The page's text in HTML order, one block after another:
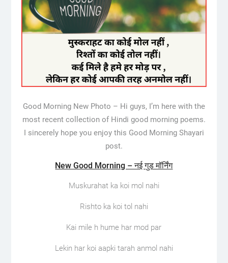
Good Morning New Photo – Hi guys, I’m here with the
most recent collection of Hindi good morning poems.
I sincerely hope you enjoy this Good Morning Shayari
post.
New Good Morning – नई गुड मॉर्निंग
Muskurahat ka koi mol nahi
Rishto ka koi tol nahi
Kai mile h hume har mod par
Lekin har koi aapki tarah anmol nahi